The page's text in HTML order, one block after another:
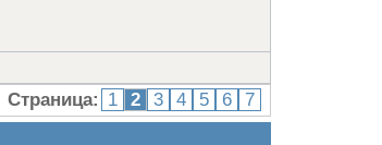
Страница: 1 2 3 4 5 6 7